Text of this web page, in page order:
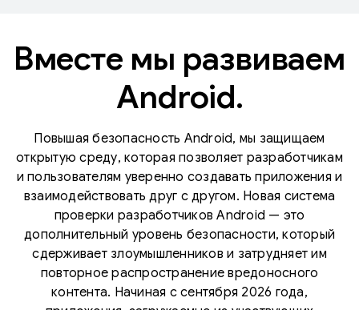
Вместе мы развиваем
Android.
Повышая безопасность Android, мы защищаем
открытую среду, которая позволяет разработчикам
и пользователям уверенно создавать приложения и
взаимодействовать друг с другом. Новая система
проверки разработчиков Android — это
дополнительный уровень безопасности, который
сдерживает злоумышленников и затрудняет им
повторное распространение вредоносного
контента. Начиная с сентября 2026 года,